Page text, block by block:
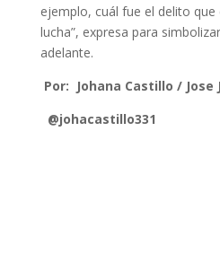
ejemplo, cuál fue el delito que
lucha”, expresa para
adelante.
Por: Johana Castillo / Jose
@johacastillo331